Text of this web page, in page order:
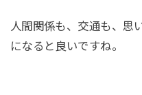
人間関係も、交通も、思
になると良いですね。